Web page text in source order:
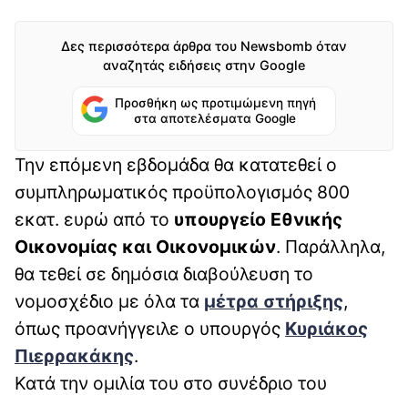
Δες περισσότερα άρθρα του Newsbomb όταν
αναζητάς ειδήσεις στην Google
Προσθήκη ως προτιμώμενη πηγή
στα αποτελέσματα Google
Την επόμενη εβδομάδα θα κατατεθεί ο
συμπληρωματικός προϋπολογισμός 800
εκατ. ευρώ από το υπουργείο Εθνικής
Οικονομίας και Οικονομικών. Παράλληλα,
θα τεθεί σε δημόσια διαβούλευση το
νομοσχέδιο με όλα τα μέτρα στήριξης,
όπως προανήγγειλε ο υπουργός Κυριάκος
Πιερρακάκης.
Κατά την ομιλία του στο συνέδριο του